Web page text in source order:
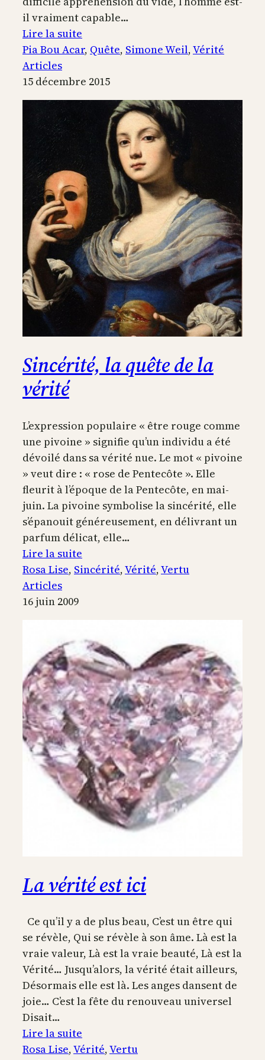
il vraiment capable…
Lire la suite
La
de
vérité
Simone
Pia Bou Acar, Quête, Simone Weil, Vérité
Articles
15 décembre 2015
Sincérité, la quête de la
vérité
L’expression populaire « être rouge comme
une pivoine » signifie qu’un individu a été
dévoilé dans sa vérité nue. Le mot « pivoine
» veut dire : « rose de Pentecôte ». Elle
fleurit à l’époque de la Pentecôte, en mai-
juin. La pivoine symbolise la sincérité, elle
s’épanouit généreusement, en délivrant un
parfum délicat, elle…
Lire la suite
Sincérité,
vérité
Rosa Lise, Sincérité, Vérité, Vertu
Articles
16 juin 2009
La vérité est ici
Ce qu’il y a de plus beau, C’est un être qui
se révèle, Qui se révèle à son âme. Là est la
vraie valeur, Là est la vraie beauté, Là est la
Vérité… Jusqu’alors, la vérité était ailleurs,
Désormais elle est là. Les anges dansent de
joie… C’est la fête du renouveau universel
Disait…
Lire la suite
La
Rosa Lise, Vérité, Vertu